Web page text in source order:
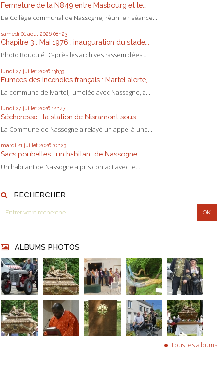
Fermeture de la N849 entre Masbourg et le...
Le Collège communal de Nassogne, réuni en séance...
samedi 01 août 2026 08h23
Chapitre 3 : Mai 1976 : inauguration du stade...
Photo Bouquié D’après les archives rassemblées...
lundi 27 juillet 2026 13h33
Fumées des incendies français : Martel alerte,...
La commune de Martel, jumelée avec Nassogne, a...
lundi 27 juillet 2026 12h47
Sécheresse : la station de Nisramont sous...
La Commune de Nassogne a relayé un appel à une...
mardi 21 juillet 2026 10h23
Sacs poubelles : un habitant de Nassogne...
Un habitant de Nassogne a pris contact avec le...
RECHERCHER
ALBUMS PHOTOS
Tous les albums